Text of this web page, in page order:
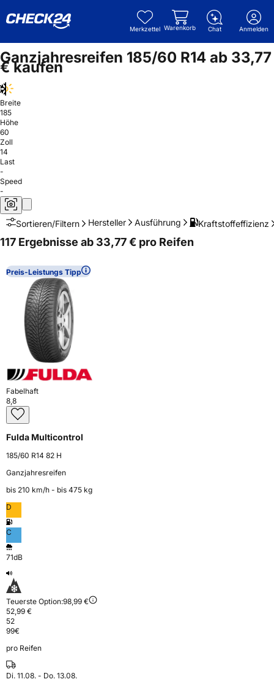
Merkzettel Warenkorb Chat Anmelden
Ganzjahresreifen 185/60 R14 ab 33,77
€ kaufen
Breite
185
Höhe
60
Zoll
14
Last
-
Speed
-
Sortieren/Filtern Hersteller Ausführung Kraftstoffeffizienz
117 Ergebnisse ab 33,77 € pro Reifen
Preis-Leistungs Tipp
Fabelhaft
8,8
Fulda Multicontrol
185/60 R14 82 H
Ganzjahresreifen
bis 210 km⁠/⁠h - bis 475 kg
D
C
71dB
Teuerste Option:98,99 €
52,99 €
52
99€
pro Reifen
Di. 11.08. - Do. 13.08.